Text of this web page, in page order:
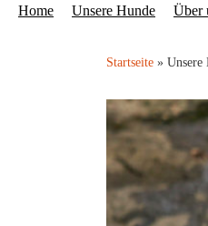
Home Unsere Hunde Über
Startseite » Unsere